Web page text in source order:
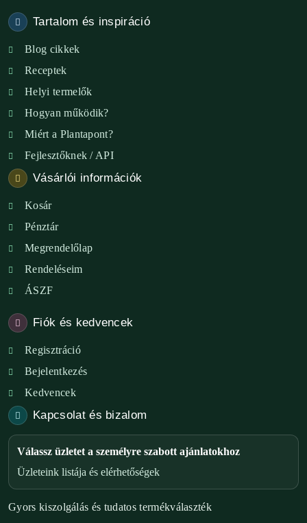
Tartalom és inspiráció
Blog cikkek
Receptek
Helyi termelők
Hogyan működik?
Miért a Plantapont?
Fejlesztőknek / API
Vásárlói információk
Kosár
Pénztár
Megrendelőlap
Rendeléseim
ÁSZF
Fiók és kedvencek
Regisztráció
Bejelentkezés
Kedvencek
Kapcsolat és bizalom
Válassz üzletet a személyre szabott ajánlatokhoz
Üzleteink listája és elérhetőségek
Gyors kiszolgálás és tudatos termékválaszték